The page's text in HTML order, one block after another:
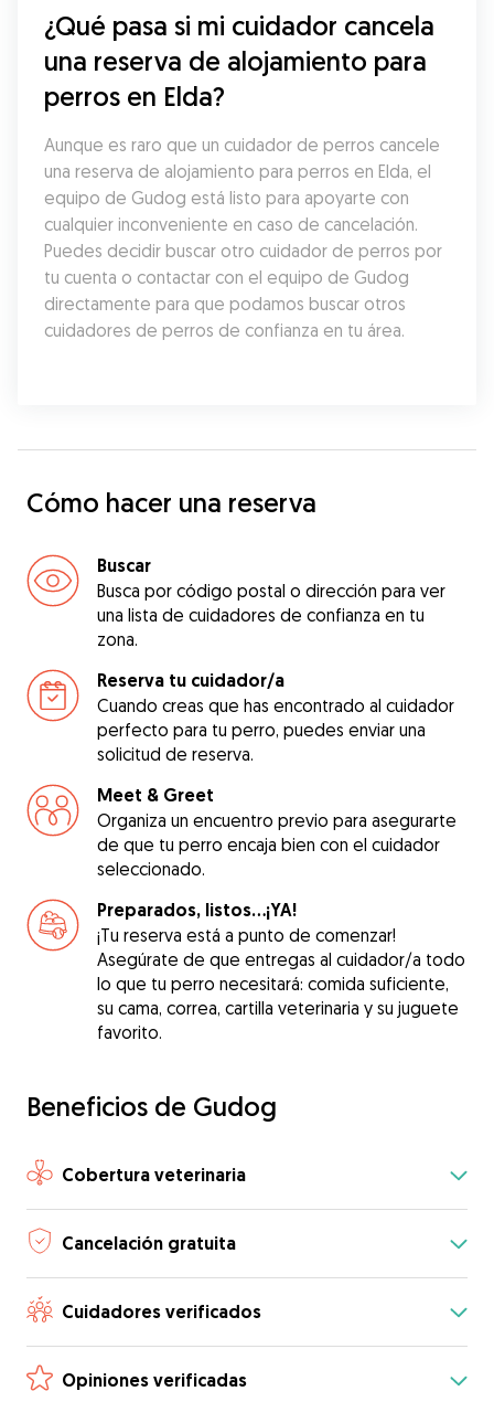
¿Qué pasa si mi cuidador cancela
una reserva de alojamiento para
perros en Elda?
Aunque es raro que un cuidador de perros cancele
una reserva de alojamiento para perros en Elda, el
equipo de Gudog está listo para apoyarte con
cualquier inconveniente en caso de cancelación.
Puedes decidir buscar otro cuidador de perros por
tu cuenta o contactar con el equipo de Gudog
directamente para que podamos buscar otros
cuidadores de perros de confianza en tu área.
Cómo hacer una reserva
Buscar
Busca por código postal o dirección para ver
una lista de cuidadores de confianza en tu
zona.
Reserva tu cuidador/a
Cuando creas que has encontrado al cuidador
perfecto para tu perro, puedes enviar una
solicitud de reserva.
Meet & Greet
Organiza un encuentro previo para asegurarte
de que tu perro encaja bien con el cuidador
seleccionado.
Preparados, listos...¡YA!
¡Tu reserva está a punto de comenzar!
Asegúrate de que entregas al cuidador/a todo
lo que tu perro necesitará: comida suficiente,
su cama, correa, cartilla veterinaria y su juguete
favorito.
Beneficios de Gudog
Cobertura veterinaria
Cancelación gratuita
Cuidadores verificados
Opiniones verificadas